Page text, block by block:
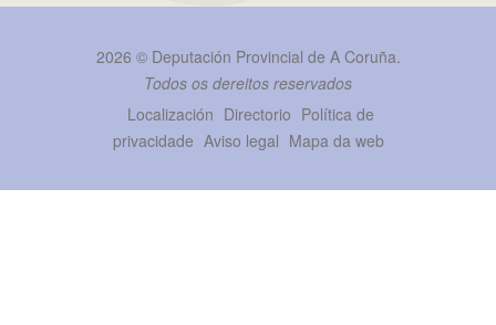
2026 © Deputación Provincial de A Coruña.
Todos os dereitos reservados
Localización Directorio Política de
privacidade Aviso legal Mapa da web